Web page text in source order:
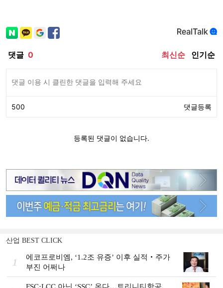
산업 BEST CLICK
1
에코프로비엠, ‘1.2조 유증’ 이후 실적‧주가
부진 어쩌나